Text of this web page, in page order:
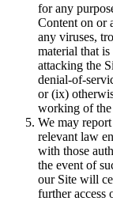
for any
Content on or
any viruses,
material that
attacking the
denial-of-
or (ix)
working of the
We may
relevant law
with those
the event of
our Site will
further access